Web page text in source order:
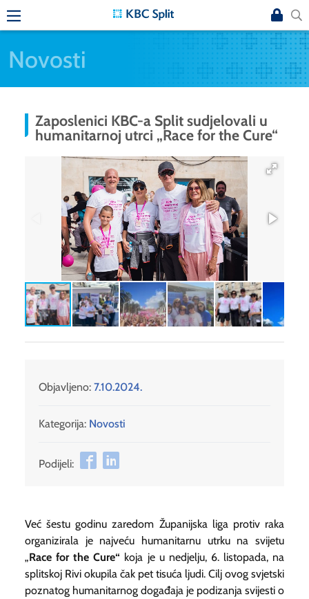
Novosti
Zaposlenici KBC-a Split sudjelovali u
humanitarnoj utrci „Race for the Cure“
Objavljeno: 7.10.2024.
Kategorija: Novosti
Podijeli:
Već šestu godinu zaredom Županijska liga protiv raka
organizirala je najveću humanitarnu utrku na svijetu
„Race for the Cure“ koja je u nedjelju, 6. listopada, na
splitskoj Rivi okupila čak pet tisuća ljudi. Cilj ovog svjetski
poznatog humanitarnog događaja je podizanja svijesti o